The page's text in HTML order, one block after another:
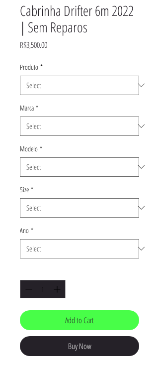
Cabrinha Drifter 6m 2022
| Sem Reparos
R$3,500.00Price
Produto *
Marca *
Modelo *
Size *
Ano *
Add to Cart
Buy Now